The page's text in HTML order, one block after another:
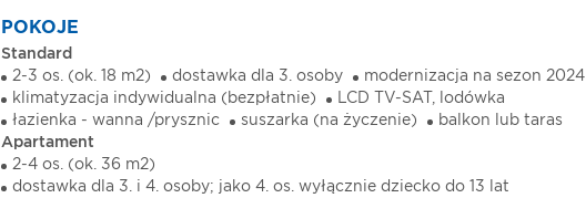
POKOJE
Standard
2-3 os. (ok. 18 m2)
dostawka dla 3. osoby
modernizacja na sezon 2024
klimatyzacja indywidualna (bezpłatnie)
LCD TV-SAT, lodówka
łazienka - wanna /prysznic
suszarka (na życzenie)
balkon lub taras
Apartament
2-4 os. (ok. 36 m2)
dostawka dla 3. i 4. osoby; jako 4. os. wyłącznie dziecko do 13 lat